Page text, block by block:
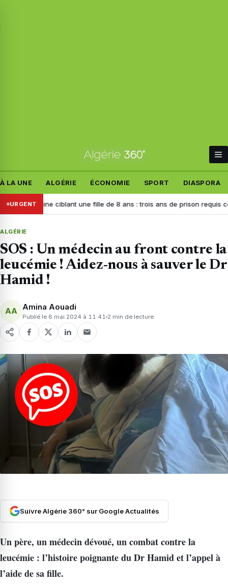
À LA UNE ALGÉRIE ÉCONOMIE SPORT DIASPORA
URGENT
ciblant une fille de 8 ans : trois ans de prison requis contre
ALGÉRIE
SOS : Un médecin au front contre la
leucémie ! Aidez-nous à sauver le Dr
Hamid !
AA Amina Aouadi
Publié le 6 mai 2024 à 11:41 2 min de lecture
Suivre Algérie 360° sur Google Actualités
Un père, un médecin dévoué, un combat contre la
leucémie : l’histoire poignante du Dr Hamid et l’appel à
l’aide de sa fille.